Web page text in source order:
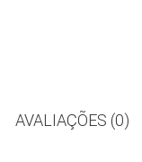
AVALIAÇÕES (0)